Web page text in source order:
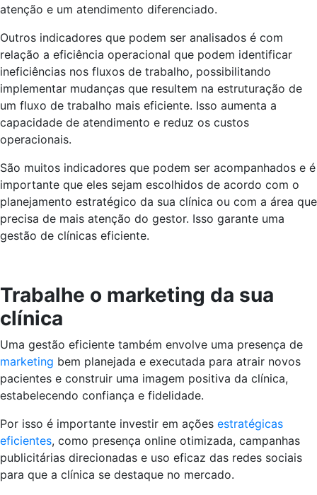
atenção e um atendimento diferenciado.
Outros indicadores que podem ser analisados é com
relação a eficiência operacional que podem identificar
ineficiências nos fluxos de trabalho, possibilitando
implementar mudanças que resultem na estruturação de
um fluxo de trabalho mais eficiente. Isso aumenta a
capacidade de atendimento e reduz os custos
operacionais.
São muitos indicadores que podem ser acompanhados e é
importante que eles sejam escolhidos de acordo com o
planejamento estratégico da sua clínica ou com a área que
precisa de mais atenção do gestor. Isso garante uma
gestão de clínicas eficiente.
Trabalhe o marketing da sua
clínica
Uma gestão eficiente também envolve uma presença de
marketing bem planejada e executada para atrair novos
pacientes e construir uma imagem positiva da clínica,
estabelecendo confiança e fidelidade.
Por isso é importante investir em ações estratégicas
eficientes, como presença online otimizada, campanhas
publicitárias direcionadas e uso eficaz das redes sociais
para que a clínica se destaque no mercado.